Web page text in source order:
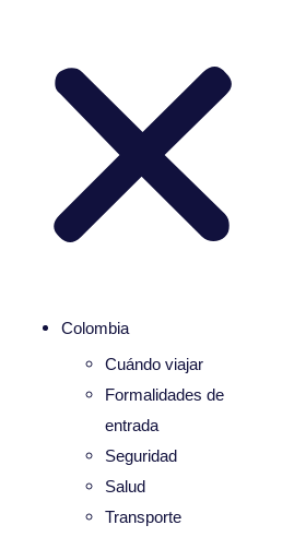
Colombia
Cuándo viajar
Formalidades de
entrada
Seguridad
Salud
Transporte